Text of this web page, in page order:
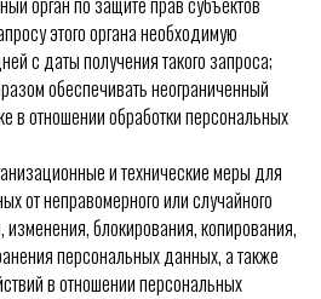
этого органа необходимую
с даты получения такого запроса;
обеспечивать неограниченный
в отношении обработки персональных
и технические меры для
от неправомерного или случайного
блокирования, копирования,
персональных данных, а также
в отношении персональных